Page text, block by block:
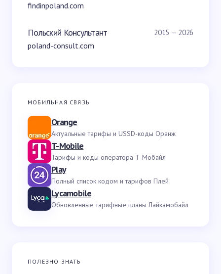
findinpoland.com
Польский Консультант 2015 — 2026
poland-consult.com
МОБИЛЬНАЯ СВЯЗЬ
Orange
Актуальные тарифы и USSD-коды Оранж
T-Mobile
Тарифы и коды оператора Т-Мобайл
Play
Полный список кодом и тарифов Плей
Lycamobile
Обновленные тарифные планы Лайкамобайл
ПОЛЕЗНО ЗНАТЬ